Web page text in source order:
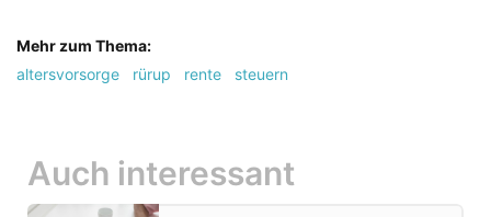
Mehr zum Thema:
altersvorsorge
rürup rente steuern
Auch interessant